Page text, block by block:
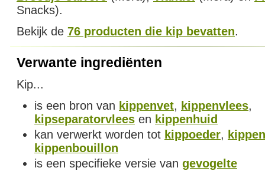
Snacks).
Bekijk de 76 producten die kip bevatten.
Verwante ingrediënten
Kip...
is een bron van kippenvet, kippenvlees,
kipseparatorvlees en kippenhuid
kan verwerkt worden tot kippoeder,
kippenbouillon
is een specifieke versie van gevogelte